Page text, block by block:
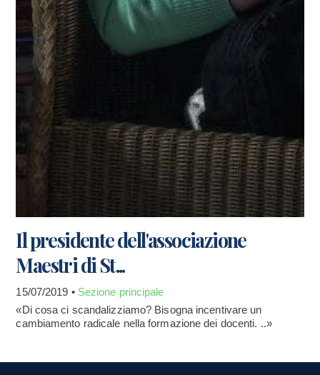
Il presidente dell'associazione
Maestri di St...
15/07/2019 • Sezione principale
«Di cosa ci scandalizziamo? Bisogna incentivare un
cambiamento radicale nella formazione dei docenti. ..»